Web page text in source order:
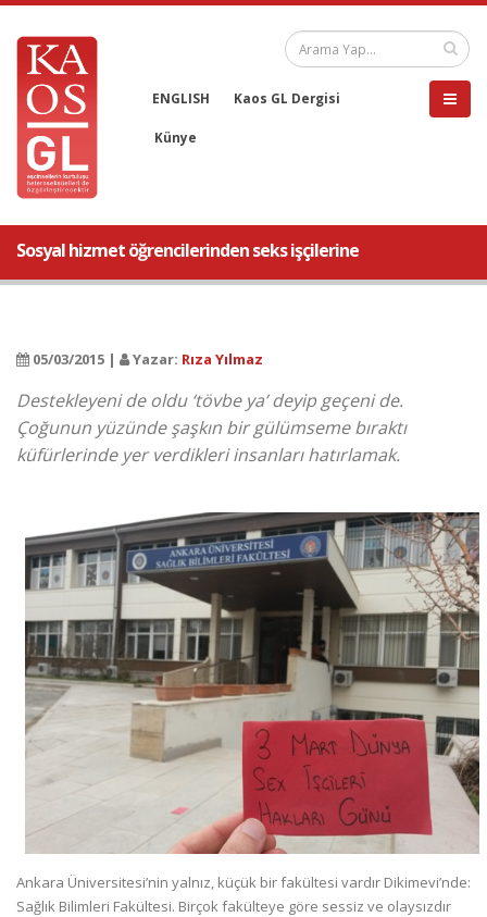
ENGLISH Kaos GL Dergisi
Künye
Sosyal hizmet öğrencilerinden seks işçilerine
05/03/2015 | Yazar: Rıza Yılmaz
Destekleyeni de oldu ‘tövbe ya’ deyip geçeni de.
Çoğunun yüzünde şaşkın bir gülümseme bıraktı
küfürlerinde yer verdikleri insanları hatırlamak.
Ankara Üniversitesi’nin yalnız, küçük bir fakültesi vardır Dikimevi’nde:
Sağlık Bilimleri Fakültesi. Birçok fakülteye göre sessiz ve olaysızdır